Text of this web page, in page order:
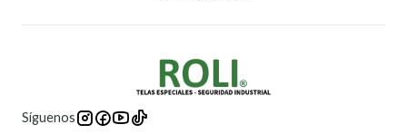
Síguenos